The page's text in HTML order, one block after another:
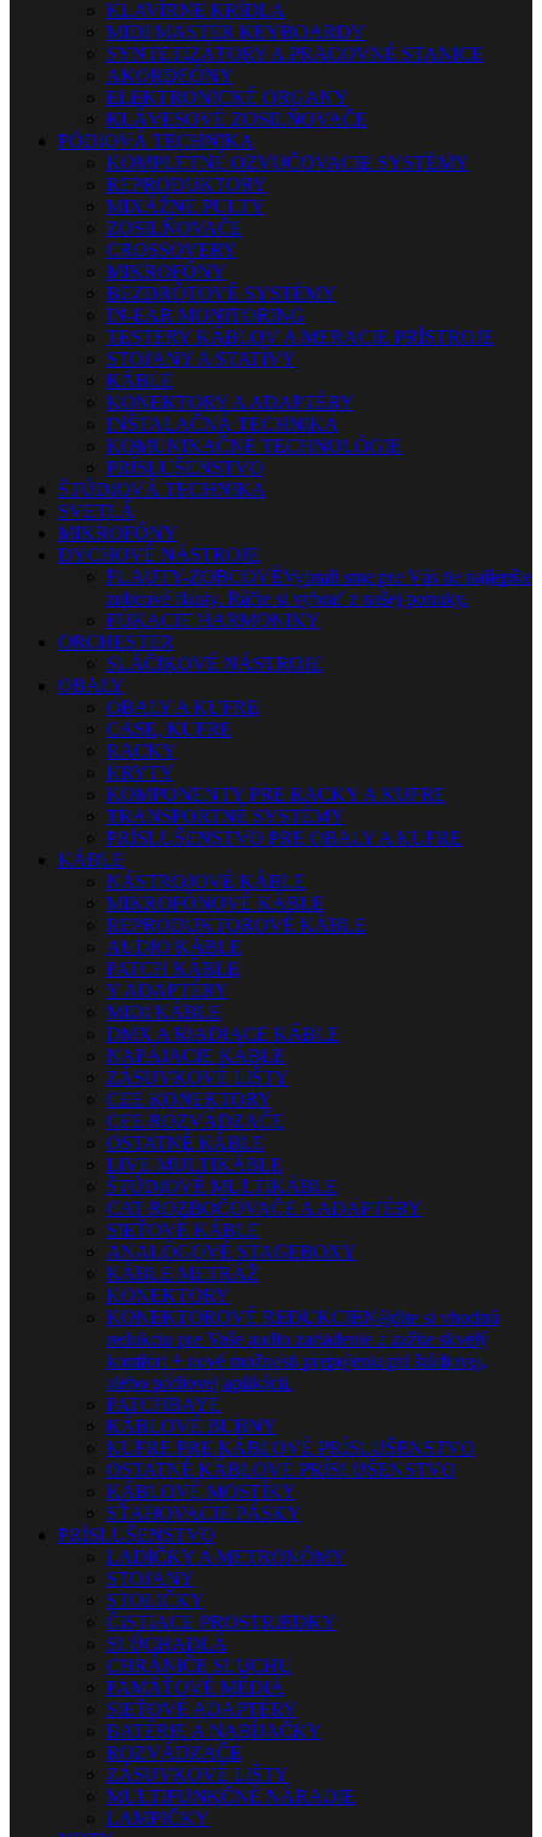
KLAVÍRNE KRÍDLA
MIDI MASTER KEYBOARDY
SYNTETIZÁTORY A PRACOVNÉ STANICE
AKORDEÓNY
ELEKTRONICKÉ ORGANY
KLÁVESOVÉ ZOSILŇOVAČE
PÓDIOVÁ TECHNIKA
KOMPLETNÉ OZVUČOVACIE SYSTÉMY
REPRODUKTORY
MIXÁŽNE PULTY
ZOSILŇOVAČE
CROSSOVERY
MIKROFÓNY
BEZDRÔTOVÉ SYSTÉMY
IN-EAR MONITORING
TESTERY KÁBLOV A MERACIE PRÍSTROJE
STOJANY A STATÍVY
KÁBLE
KONEKTORY A ADAPTÉRY
INŠTALAČNÁ TECHNIKA
KOMUNIKAČNÉ TECHNOLÓGIE
PRÍSLUŠENSTVO
ŠTÚDIOVÁ TECHNIKA
SVETLÁ
MIKROFÓNY
DYCHOVÉ NÁSTROJE
FLAUTY-ZOBCOVÉVybrali sme pre Vás tie najlepšie
zobcové flauty. Ráčte si vybrať z našej ponuky.
FÚKACIE HARMONIKY
ORCHESTER
SLÁČIKOVÉ NÁSTROJE
OBALY
OBALY A KUFRE
CASE, KUFRE
RACKY
KRYTY
KOMPONENTY PRE RACKY A KUFRE
TRANSPORTNÉ SYSTÉMY
PRÍSLUŠENSTVO PRE OBALY A KUFRE
KÁBLE
NÁSTROJOVÉ KÁBLE
MIKROFÓNOVÉ KÁBLE
REPRODUKTOROVÉ KÁBLE
AUDIO KÁBLE
PATCH KÁBLE
Y ADAPTÉRY
MIDI KÁBLE
DMX A RIADIACE KÁBLE
NAPÁJACIE KÁBLE
ZÁSUVKOVÉ LIŠTY
CEE KONEKTORY
CEE ROZVÁDZAČE
OSTATNÉ KÁBLE
LIVE MULTIKÁBLE
ŠTÚDIOVÉ MULTIKÁBLE
CAT ROZBOČOVAČE A ADAPTÉRY
SIEŤOVÉ KÁBLE
ANALÓGOVÉ STAGEBOXY
KÁBLE METRÁŽ
KONEKTORY
KONEKTOROVÉ REDUKCIENájdite si vhodnú
redukciu pre Vaše audio zariadenie a zažite skvelý
komfort + nové možnosti prepojenia pri štúdiovej,
alebo pódiovej aplikácii.
PATCHBAYE
KÁBLOVÉ BUBNY
KUFRE PRE KÁBLOVÉ PRÍSLUŠENSTVO
OSTATNÉ KÁBLOVÉ PRÍSLUŠENSTVO
KÁBLOVÉ MOSTÍKY
SŤAHOVACIE PÁSKY
PRÍSLUŠENSTVO
LADIČKY A METRONÓMY
STOJANY
STOLIČKY
ČISTIACE PROSTRIEDKY
SLÚCHADLÁ
CHRÁNIČE SLUCHU
PAMÄŤOVÉ MÉDIÁ
SIEŤOVÉ ADAPTÉRY
BATÉRIE A NABÍJAČKY
ROZVÁDZAČE
ZÁSUVKOVÉ LIŠTY
MULTIFUNKČNÉ NÁRADIE
LAMPIČKY